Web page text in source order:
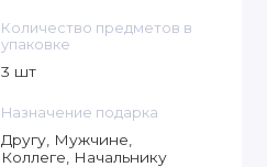
Количество предметов в
упаковке
3 шт
Назначение подарка
Другу, Мужчине,
Коллеге, Начальнику